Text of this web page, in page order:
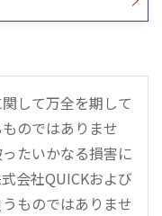
して万全を期して
のではありませ
たいかなる損害に
会社QUICKおよび
ものではありませ